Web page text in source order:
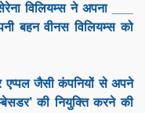
विलियम्स ने अपना ___
बहन वीनस विलियम्स को
जैसी कंपनियों से अपने
की नियुक्ति करने की